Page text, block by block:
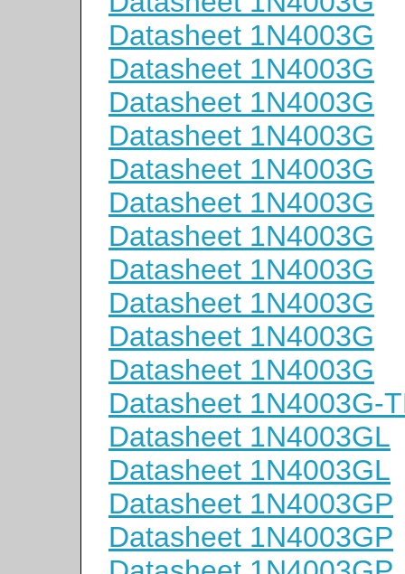
Datasheet 1N4003G
Datasheet 1N4003G
Datasheet 1N4003G
Datasheet 1N4003G
Datasheet 1N4003G
Datasheet 1N4003G
Datasheet 1N4003G
Datasheet 1N4003G
Datasheet 1N4003G
Datasheet 1N4003G
Datasheet 1N4003G
Datasheet 1N4003G-
Datasheet 1N4003GL
Datasheet 1N4003GL
Datasheet 1N4003GP
Datasheet 1N4003GP